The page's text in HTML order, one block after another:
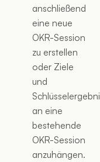
anschließend
eine neue
OKR-Session
zu erstellen
oder Ziele
und
an eine
bestehende
OKR-Session
anzuhängen.